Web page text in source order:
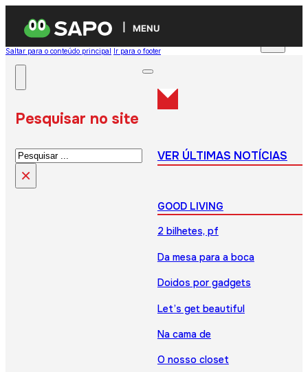
MENU
Saltar para o conteúdo principal Ir para o footer
Pesquisar no site
Pesquisar
×
VER ÚLTIMAS NOTÍCIAS
GOOD LIVING
2 bilhetes, pf
Da mesa para a boca
Doidos por gadgets
Let’s get beautiful
Na cama de
O nosso closet